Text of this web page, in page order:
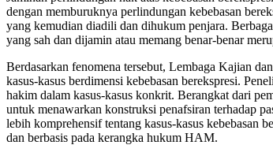
dengan memburuknya perlindungan kebebasan
yang kemudian diadili dan dihukum penjara.
yang sah dan dijamin atau memang benar-benar
Berdasarkan fenomena tersebut, Lembaga Kajian
kasus-kasus berdimensi kebebasan berekspresi.
hakim dalam kasus-kasus konkrit. Berangkat dari
untuk menawarkan konstruksi penafsiran terhadap
lebih komprehensif tentang kasus-kasus kebebasan
dan berbasis pada kerangka hukum HAM.